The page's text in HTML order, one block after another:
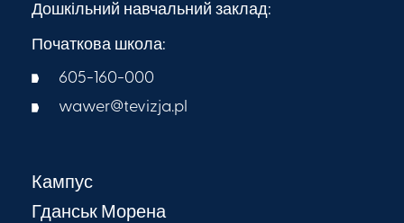
Дошкільний навчальний заклад:
Початкова школа:
605-160-000​
wawer@tevizja.pl
Кампус
Гданськ Морена